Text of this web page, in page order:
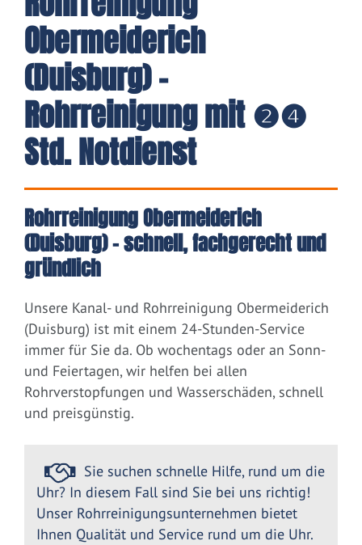
Obermeiderich
(Duisburg) -
Rohrreinigung mit ❷❹
Std. Notdienst
Rohrreinigung Obermeiderich
(Duisburg) – schnell, fachgerecht und
gründlich
Unsere Kanal- und Rohrreinigung Obermeiderich
(Duisburg) ist mit einem 24-Stunden-Service
immer für Sie da. Ob wochentags oder an Sonn-
und Feiertagen, wir helfen bei allen
Rohrverstopfungen und Wasserschäden, schnell
und preisgünstig.
Sie suchen schnelle Hilfe, rund um die
Uhr? In diesem Fall sind Sie bei uns richtig!
Unser Rohrreinigungsunternehmen bietet
Ihnen Qualität und Service rund um die Uhr.